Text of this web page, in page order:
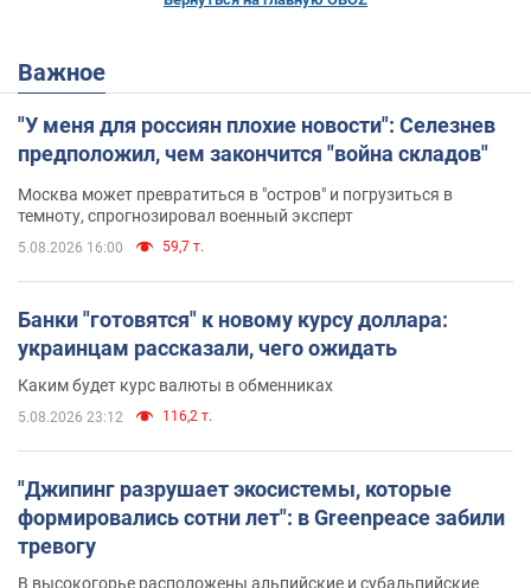
Важное
"У меня для россиян плохие новости": Селезнев
предположил, чем закончится "война складов"
Москва может превратиться в "остров" и погрузиться в
темноту, спрогнозировал военный эксперт
5.08.2026 16:00 59,7 т.
Банки "готовятся" к новому курсу доллара:
украинцам рассказали, чего ожидать
Каким будет курс валюты в обменниках
5.08.2026 23:12 116,2 т.
"Джипинг разрушает экосистемы, которые
формировались сотни лет": в Greenpeace забили
тревогу
В высокогорье расположены альпийские и субальпийские